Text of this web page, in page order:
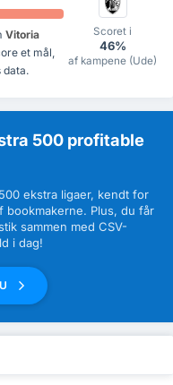
Vitoria
et mål,
data.
Scoret i
46%
af kampene (Ude)
500 profitable
ekstra ligaer, kendt for
Plus, du får
sammen med CSV-
i dag!